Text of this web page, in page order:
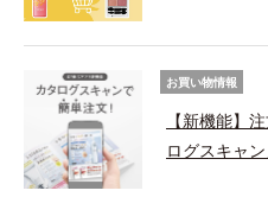
お買い物情報
【新機能】
ログスキャ